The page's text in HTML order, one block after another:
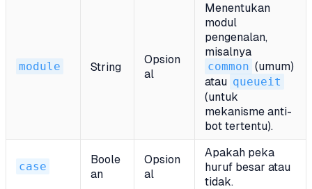
module String
Opsion
al
Menentukan
modul
pengenalan,
misalnya
common (umum)
atau queueit
(untuk
mekanisme anti-
bot tertentu).
case
Boole
an
Opsion
al
Apakah peka
huruf besar atau
tidak.